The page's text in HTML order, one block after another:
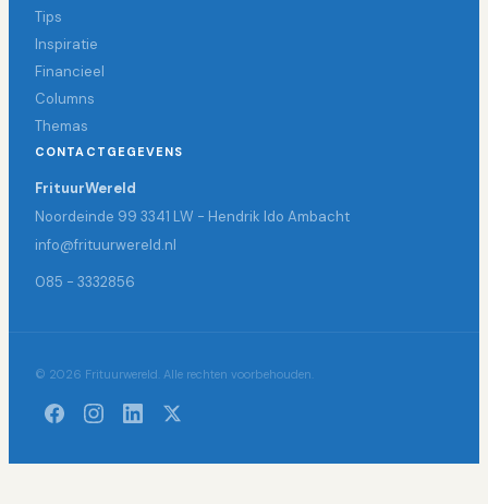
Tips
Inspiratie
Financieel
Columns
Themas
CONTACTGEGEVENS
FrituurWereld
Noordeinde 99 3341 LW - Hendrik Ido Ambacht
info@frituurwereld.nl
085 - 3332856
© 2026 Frituurwereld. Alle rechten voorbehouden.